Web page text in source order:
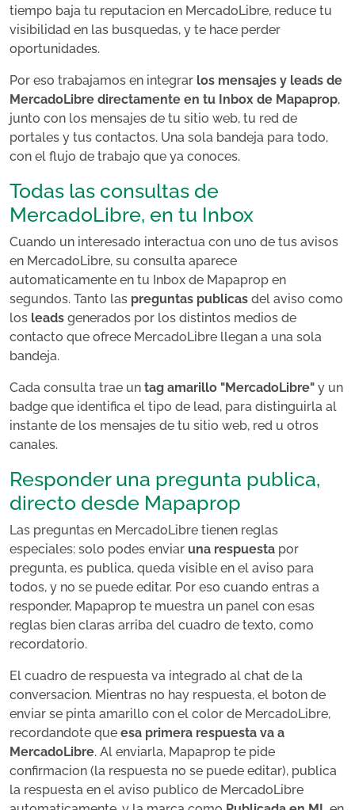
tiempo baja tu reputacion en MercadoLibre, reduce tu
visibilidad en las busquedas, y te hace perder
oportunidades.
Por eso trabajamos en integrar los mensajes y leads de
MercadoLibre directamente en tu Inbox de Mapaprop,
junto con los mensajes de tu sitio web, tu red de
portales y tus contactos. Una sola bandeja para todo,
con el flujo de trabajo que ya conoces.
Todas las consultas de
MercadoLibre, en tu Inbox
Cuando un interesado interactua con uno de tus avisos
en MercadoLibre, su consulta aparece
automaticamente en tu Inbox de Mapaprop en
segundos. Tanto las preguntas publicas del aviso como
los leads generados por los distintos medios de
contacto que ofrece MercadoLibre llegan a una sola
bandeja.
Cada consulta trae un tag amarillo "MercadoLibre" y un
badge que identifica el tipo de lead, para distinguirla al
instante de los mensajes de tu sitio web, red u otros
canales.
Responder una pregunta publica,
directo desde Mapaprop
Las preguntas en MercadoLibre tienen reglas
especiales: solo podes enviar una respuesta por
pregunta, es publica, queda visible en el aviso para
todos, y no se puede editar. Por eso cuando entras a
responder, Mapaprop te muestra un panel con esas
reglas bien claras arriba del cuadro de texto, como
recordatorio.
El cuadro de respuesta va integrado al chat de la
conversacion. Mientras no hay respuesta, el boton de
enviar se pinta amarillo con el color de MercadoLibre,
recordandote que esa primera respuesta va a
MercadoLibre. Al enviarla, Mapaprop te pide
confirmacion (la respuesta no se puede editar), publica
la respuesta en el aviso publico de MercadoLibre